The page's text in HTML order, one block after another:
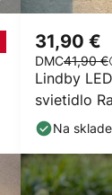
Lindby
svietidlo
31,90 €
DMC41,90 €
Na sklade